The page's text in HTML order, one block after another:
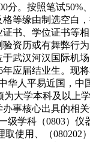
。按照笔试
等缘由制选空白
书、学位证书等
资历或有舞弊行
武汉河汉国际机
应届结业生。现
人平易近国，
大学本科及以
核心出具的相
学科（0803）仪
使用、（